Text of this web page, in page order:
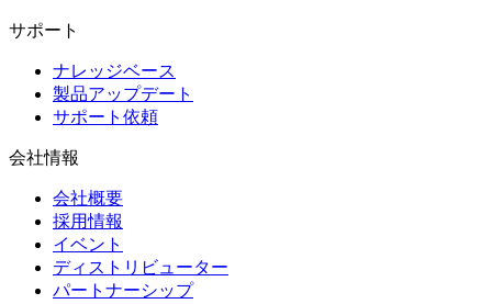
サポート
ナレッジベース
製品アップデート
サポート依頼
会社情報
会社概要
採用情報
イベント
ディストリビューター
パートナーシップ